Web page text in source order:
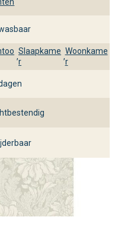
advies,
Laat je inspireren
jouw stijlvolle interieur.
,
Slaapkame
r
,
Woonkame
r